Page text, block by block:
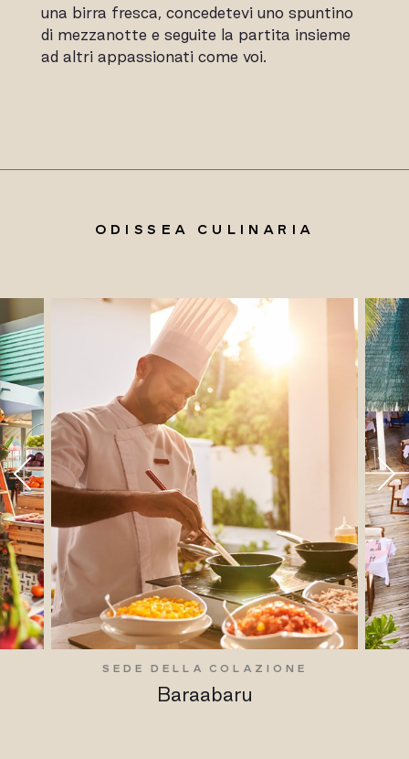
una birra fresca, concedetevi uno spuntino
di mezzanotte e seguite la partita insieme
ad altri appassionati come voi.
ODISSEA CULINARIA
SEDE DELLA COLAZIONE
Baraabaru